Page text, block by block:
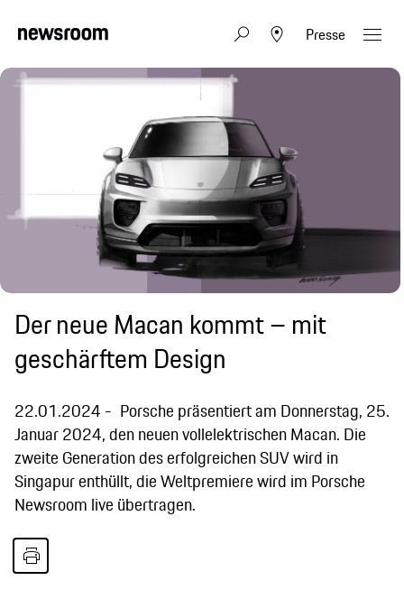
Presse
Der neue Macan kommt – mit
geschärftem Design
22.01.2024
Porsche präsentiert am Donnerstag, 25.
Januar 2024, den neuen vollelektrischen Macan. Die
zweite Generation des erfolgreichen SUV wird in
Singapur enthüllt, die Weltpremiere wird im Porsche
Newsroom live übertragen.